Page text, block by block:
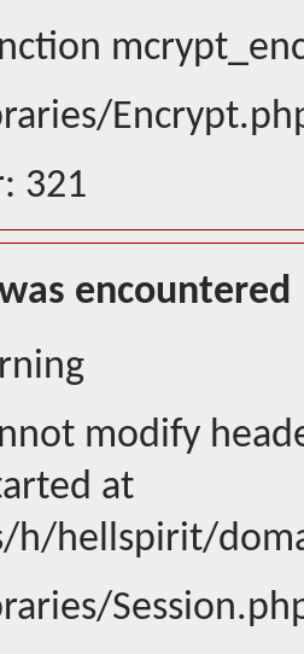
321
encountered
modify
at
h/hellspirit/